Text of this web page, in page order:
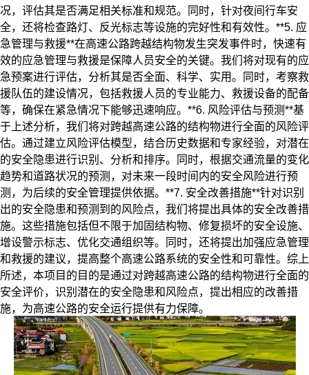
况，评估其是否满足相关标准和规范。同时，针对夜间行车安
全，还将检查路灯、反光标志等设施的完好性和有效性。**5. 应
急管理与救援**在高速公路跨越结构物发生突发事件时，快速有
效的应急管理与救援是保障人员安全的关键。我们将对现有的应
急预案进行评估，分析其是否全面、科学、实用。同时，考察救
援队伍的建设情况，包括救援人员的专业能力、救援设备的配备
等，确保在紧急情况下能够迅速响应。**6. 风险评估与预测**基
于上述分析，我们将对跨越高速公路的结构物进行全面的风险评
估。通过建立风险评估模型，结合历史数据和专家经验，对潜在
的安全隐患进行识别、分析和排序。同时，根据交通流量的变化
趋势和道路状况的预测，对未来一段时间内的安全风险进行预
测，为后续的安全管理提供依据。**7. 安全改善措施**针对识别
出的安全隐患和预测到的风险点，我们将提出具体的安全改善措
施。这些措施包括但不限于加固结构物、修复损坏的安全设施、
增设警示标志、优化交通组织等。同时，还将提出加强应急管理
和救援的建议，提高整个高速公路系统的安全性和可靠性。综上
所述，本项目的目的是通过对跨越高速公路的结构物进行全面的
安全评价，识别潜在的安全隐患和风险点，提出相应的改善措
施，为高速公路的安全运行提供有力保障。